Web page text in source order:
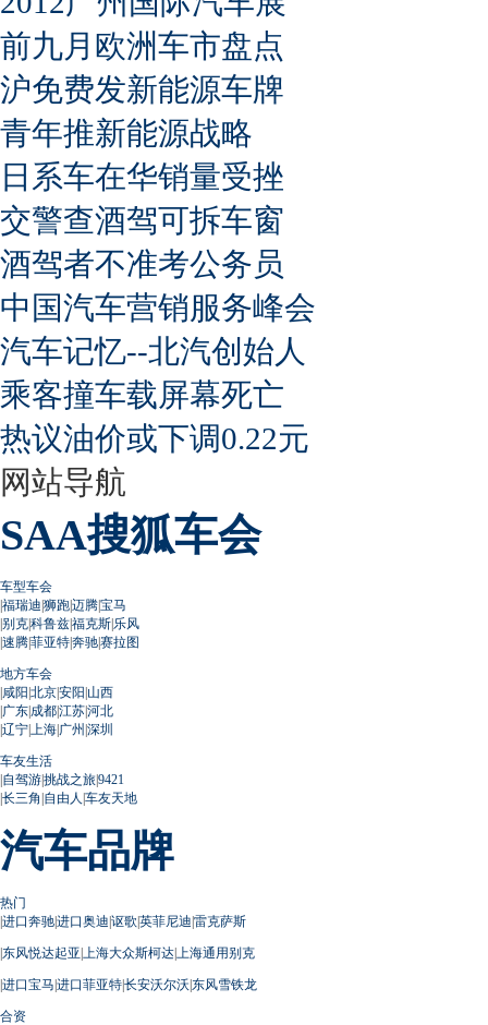
前九月欧洲车市盘点
沪免费发新能源车牌
青年推新能源战略
日系车在华销量受挫
交警查酒驾可拆车窗
酒驾者不准考公务员
中国汽车营销服务峰会
汽车记忆--北汽创始人
乘客撞车载屏幕死亡
热议油价或下调0.22元
网站导航
SAA搜狐车会
车型车会
|福瑞迪|狮跑|迈腾|宝马
|别克|科鲁兹|福克斯|乐风
|速腾|菲亚特|奔驰|赛拉图
地方车会
|咸阳|北京|安阳|山西
|广东|成都|江苏|河北
|辽宁| 上海|广州 |深圳
车友生活
|自驾游|挑战之旅|9421
|长三角 |自由人 |车友天地
汽车品牌
热门
|进口奔驰|进口奥迪|讴歌|英菲尼迪|雷克萨斯
|东风悦达起亚| 上海大众斯柯达| 上海通用别克
|进口宝马|进口菲亚特|长安沃尔沃|东风雪铁龙
合资